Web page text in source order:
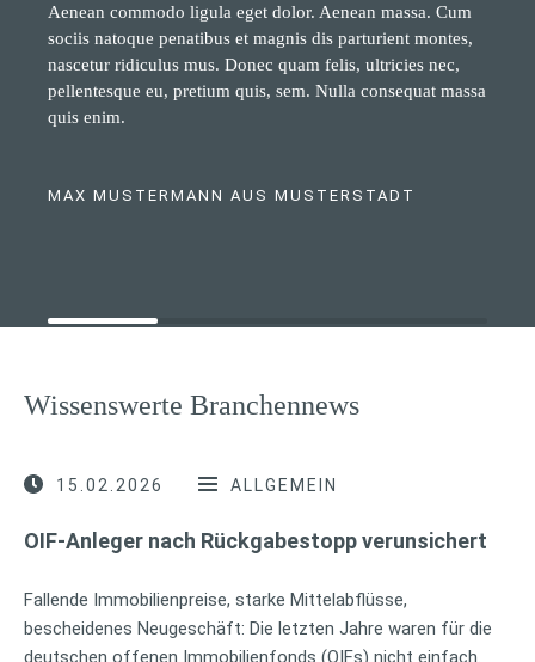
Aenean commodo ligula eget dolor. Aenean massa. Cum
sociis natoque penatibus et magnis dis parturient montes,
nascetur ridiculus mus. Donec quam felis, ultricies nec,
pellentesque eu, pretium quis, sem. Nulla consequat massa
quis enim.
MAX MUSTERMANN AUS MUSTERSTADT
Wissenswerte Branchennews
15.02.2026 ALLGEMEIN
OIF-Anleger nach Rückgabestopp verunsichert
Fallende Immobilienpreise, starke Mittelabflüsse,
bescheidenes Neugeschäft: Die letzten Jahre waren für die
deutschen offenen Immobilienfonds (OIFs) nicht einfach.